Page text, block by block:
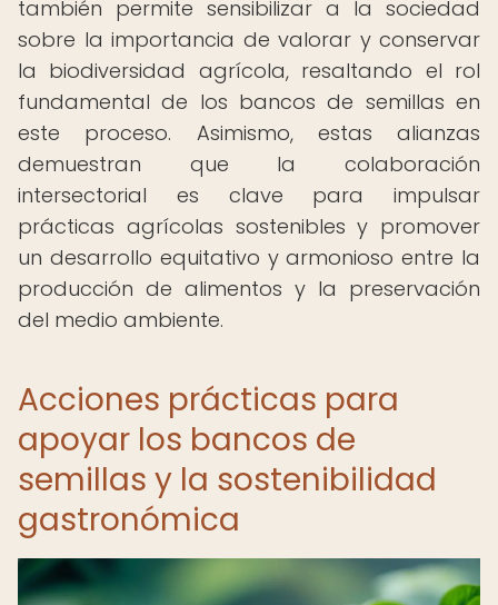
también permite sensibilizar a la sociedad
sobre la importancia de valorar y conservar
la biodiversidad agrícola, resaltando el rol
fundamental de los bancos de semillas en
este proceso. Asimismo, estas alianzas
demuestran que la colaboración
intersectorial es clave para impulsar
prácticas agrícolas sostenibles y promover
un desarrollo equitativo y armonioso entre la
producción de alimentos y la preservación
del medio ambiente.
Acciones prácticas para
apoyar los bancos de
semillas y la sostenibilidad
gastronómica